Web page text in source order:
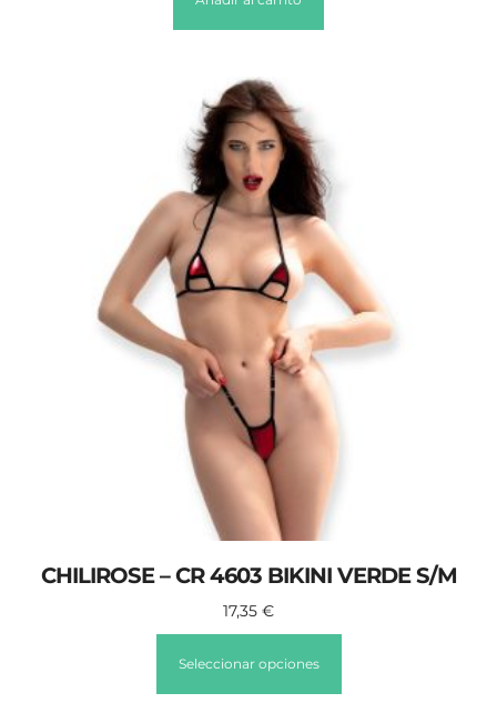
CHILIROSE – CR 4603 BIKINI VERDE S/M
17,35 €
Seleccionar opciones